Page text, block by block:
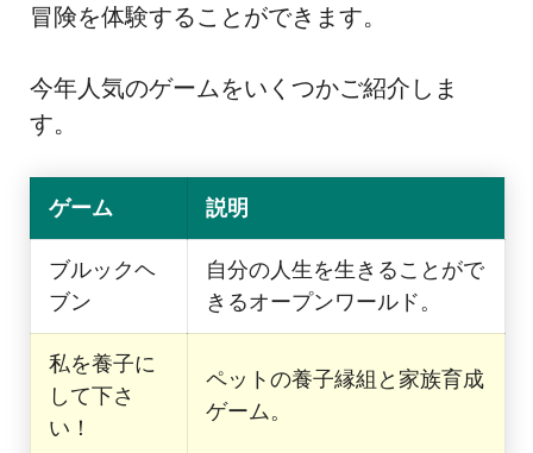
冒険を体験することができます。
今年人気のゲームをいくつかご紹介しま
す。
ゲーム 説明
ブルックヘ
ブン
自分の人生を生きることがで
きるオープンワールド。
私を養子に
して下さ
い！
ペットの養子縁組と家族育成
ゲーム。